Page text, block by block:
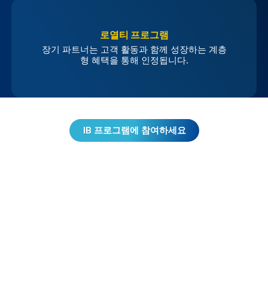
로열티 프로그램
장기 파트너는 고객 활동과 함께 성장하는 계층
형 혜택을 통해 인정됩니다.
IB 프로그램에 참여하세요
AUTU와파트너십 체결